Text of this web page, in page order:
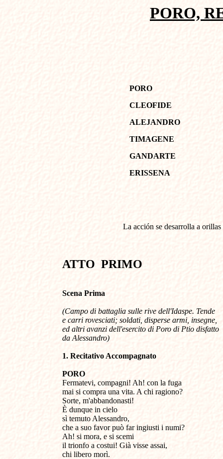
PORO,
PORO
CLEOFIDE
ALEJANDRO
TIMAGENE
GANDARTE
ERISSENA
La acción se desarrolla a
ATTO PRIMO
Scena Prima
(Campo di battaglia sulle rive dell'Idaspe. Tende
e carri rovesciati; soldati, disperse armi, insegne,
ed altri avanzi dell'esercito di Poro di Ptio disfatto
da Alessandro)
1. Recitativo Accompagnato
PORO
Fermatevi, compagni! Ah! con la fuga
mai si compra una vita. A chi ragiono?
Sorte, m'abbandonasti!
È dunque in cielo
sì temuto Alessandro,
che a suo favor può far ingiusti i numi?
Ah! si mora, e si scemi
il trionfo a costui! Già visse assai,
chi libero morì.